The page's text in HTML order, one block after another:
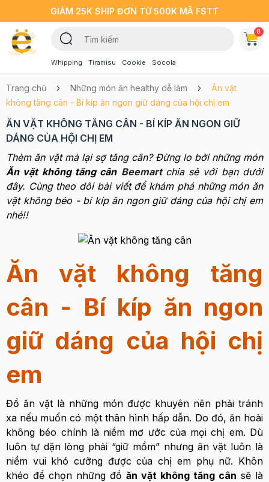
GIẢM 25K SHIP ĐƠN TỪ 500K MÃ FSTT
Whipping Tiramisu Cookie Socola
0
Trang chủ Những món ăn healthy dễ làm
Ăn vặt
không tăng cân - Bí kíp ăn ngon giữ dáng của hội chị em
ĂN VẶT KHÔNG TĂNG CÂN - BÍ KÍP ĂN NGON GIỮ
DÁNG CỦA HỘI CHỊ EM
Thèm ăn vặt mà lại sợ tăng cân? Đừng lo bởi những món
Ăn vặt không tăng cân Beemart chia sẻ với bạn dưới
đây. Cùng theo dõi bài viết để khám phá những món ăn
vặt không béo - bí kíp ăn ngon giữ dáng của hội chị em
nhé!!
Ăn vặt không tăng
cân - Bí kíp ăn ngon
giữ dáng của hội chị
em
Đồ ăn vặt là những món được khuyên nên phải tránh
xa nếu muốn có một thân hình hấp dẫn. Do đó, ăn hoài
không béo chính là niềm mơ ước của mọi chị em. Dù
luôn tự dặn lòng phải “giữ mồm” nhưng ăn vặt luôn là
niềm vui khó cưỡng được của chị em phụ nữ. Khôn
khéo để chọn những đồ ăn vặt không tăng cân sẽ là